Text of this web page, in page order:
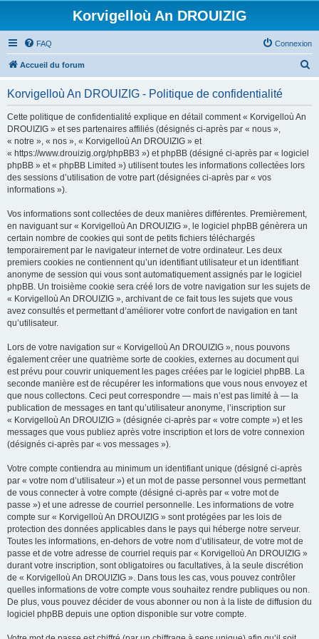
Korvigelloù An DROUIZIG
FAQ Connexion
Accueil du forum
Korvigelloù An DROUIZIG - Politique de confidentialité
Cette politique de confidentialité explique en détail comment « Korvigelloù An
DROUIZIG » et ses partenaires affiliés (désignés ci-après par « nous »,
« notre », « nos », « Korvigelloù An DROUIZIG » et
« https://www.drouizig.org/phpBB3 ») et phpBB (désigné ci-après par « logiciel
phpBB » et « phpBB Limited ») utilisent toutes les informations collectées lors
des sessions d’utilisation de votre part (désignées ci-après par « vos
informations »).
Vos informations sont collectées de deux manières différentes. Premièrement,
en naviguant sur « Korvigelloù An DROUIZIG », le logiciel phpBB génèrera un
certain nombre de cookies qui sont de petits fichiers téléchargés
temporairement par le navigateur internet de votre ordinateur. Les deux
premiers cookies ne contiennent qu’un identifiant utilisateur et un identifiant
anonyme de session qui vous sont automatiquement assignés par le logiciel
phpBB. Un troisième cookie sera créé lors de votre navigation sur les sujets de
« Korvigelloù An DROUIZIG », archivant de ce fait tous les sujets que vous
avez consultés et permettant d’améliorer votre confort de navigation en tant
qu’utilisateur.
Lors de votre navigation sur « Korvigelloù An DROUIZIG », nous pouvons
également créer une quatrième sorte de cookies, externes au document qui
est prévu pour couvrir uniquement les pages créées par le logiciel phpBB. La
seconde manière est de récupérer les informations que vous nous envoyez et
que nous collectons. Ceci peut correspondre — mais n’est pas limité à — la
publication de messages en tant qu’utilisateur anonyme, l’inscription sur
« Korvigelloù An DROUIZIG » (désignée ci-après par « votre compte ») et les
messages que vous publiez après votre inscription et lors de votre connexion
(désignés ci-après par « vos messages »).
Votre compte contiendra au minimum un identifiant unique (désigné ci-après
par « votre nom d’utilisateur ») et un mot de passe personnel vous permettant
de vous connecter à votre compte (désigné ci-après par « votre mot de
passe ») et une adresse de courriel personnelle. Les informations de votre
compte sur « Korvigelloù An DROUIZIG » sont protégées par les lois de
protection des données applicables dans le pays qui héberge notre serveur.
Toutes les informations, en-dehors de votre nom d’utilisateur, de votre mot de
passe et de votre adresse de courriel requis par « Korvigelloù An DROUIZIG »
durant votre inscription, sont obligatoires ou facultatives, à la seule discrétion
de « Korvigelloù An DROUIZIG ». Dans tous les cas, vous pouvez contrôler
quelles informations de votre compte vous souhaitez rendre publiques ou non.
De plus, vous pouvez décider de vous abonner ou non à la liste de diffusion du
logiciel phpBB depuis une option disponible sur votre compte.